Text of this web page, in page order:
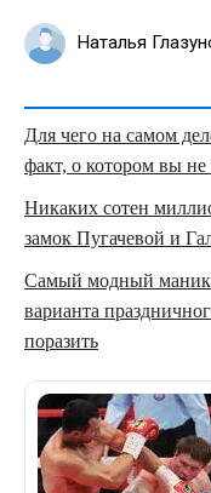
Наталья
Для чего на самом
факт, о котором вы не
Никаких сотен
замок Пугачевой и
Самый модный
варианта
поразить